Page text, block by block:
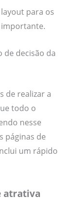
para os
de decisão da
de realizar a
todo o
nesse
páginas de
um rápido
atrativa